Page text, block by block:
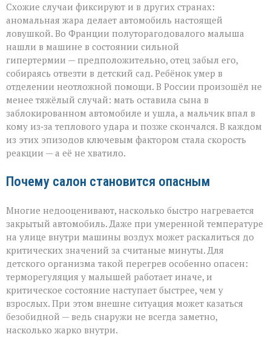
Схожие случаи фиксируют и в других странах:
аномальная жара делает автомобиль настоящей
ловушкой. Во Франции полуторагодовалого малыша
нашли в машине в состоянии сильной
гипертермии — предположительно, отец забыл его,
собираясь отвезти в детский сад. Ребёнок умер в
отделении неотложной помощи. В России произошёл не
менее тяжёлый случай: мать оставила сына в
заблокированном автомобиле и ушла, а мальчик впал в
кому из‑за теплового удара и позже скончался. В каждом
из этих эпизодов ключевым фактором стала скорость
реакции — а её не хватило.
Почему салон становится опасным
Многие недооценивают, насколько быстро нагревается
закрытый автомобиль. Даже при умеренной температуре
на улице внутри машины воздух может раскалиться до
критических значений за считаные минуты. Для
детского организма такой перегрев особенно опасен:
терморегуляция у малышей работает иначе, и
критическое состояние наступает быстрее, чем у
взрослых. При этом внешне ситуация может казаться
безобидной — ведь снаружи не всегда заметно,
насколько жарко внутри.